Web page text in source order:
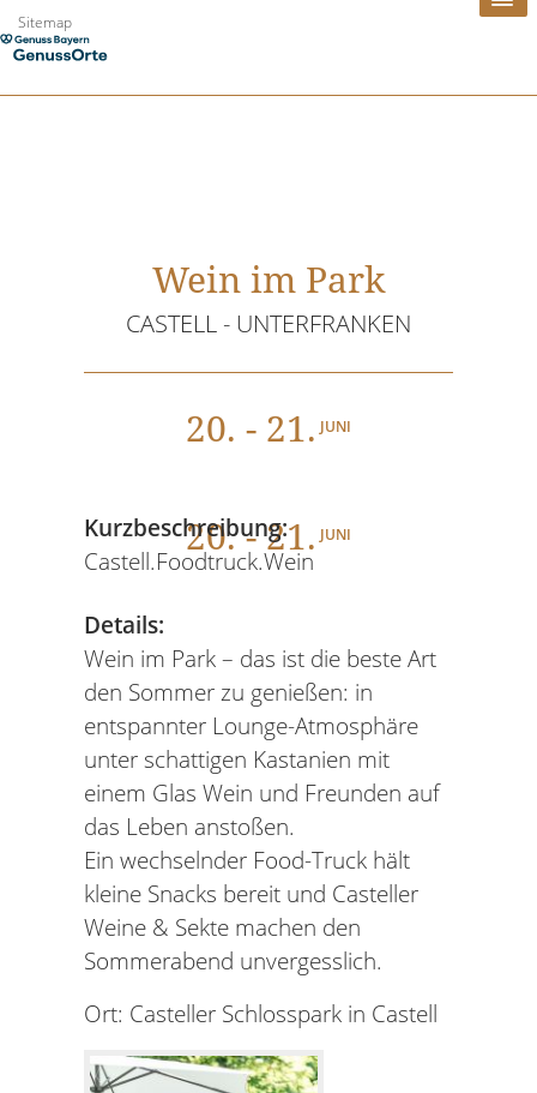
Zum
Inhalt
Sitemap
Wein im Park
CASTELL - UNTERFRANKEN
20. - 21. JUNI
20. - 21. JUNI
Kurzbeschreibung:
Castell.Foodtruck.Wein
Details:
Wein im Park – das ist die beste Art
den Sommer zu genießen: in
entspannter Lounge-Atmosphäre
unter schattigen Kastanien mit
einem Glas Wein und Freunden auf
das Leben anstoßen.
Ein wechselnder Food-Truck hält
kleine Snacks bereit und Casteller
Weine & Sekte machen den
Sommerabend unvergesslich.
Ort: Casteller Schlosspark in Castell